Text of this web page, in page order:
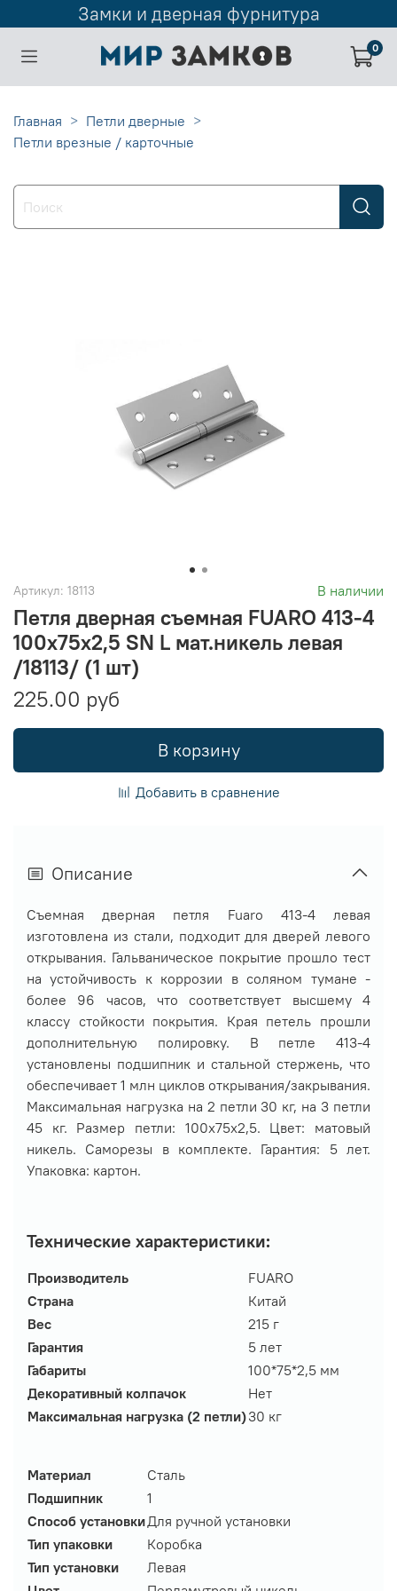
Замки и дверная фурнитура
0
Главная
Петли дверные
Петли врезные / карточные
Артикул: 18113 В наличии
Петля дверная съемная FUARO 413-4
100х75х2,5 SN L мат.никель левая
/18113/ (1 шт)
225.00 руб
В корзину
Добавить в сравнение
Описание
Съемная дверная петля Fuaro 413-4 левая
изготовлена из стали, подходит для дверей левого
открывания. Гальваническое покрытие прошло тест
на устойчивость к коррозии в соляном тумане -
более 96 часов, что соответствует высшему 4
классу стойкости покрытия. Края петель прошли
дополнительную полировку. В петле 413-4
установлены подшипник и стальной стержень, что
обеспечивает 1 млн циклов открывания/закрывания.
Максимальная нагрузка на 2 петли 30 кг, на 3 петли
45 кг. Размер петли: 100x75x2,5. Цвет: матовый
никель. Саморезы в комплекте. Гарантия: 5 лет.
Упаковка: картон.
Технические характеристики:
Производитель
FUARO
Страна
Китай
Вес
215 г
Гарантия
5 лет
Габариты
100*75*2,5 мм
Декоративный колпачок
Нет
Максимальная нагрузка (2 петли)30 кг
Материал
Сталь
Подшипник
1
Способ установкиДля ручной установки
Тип упаковки
Коробка
Тип установки
Левая